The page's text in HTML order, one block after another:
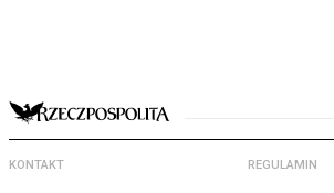
KONTAKT REGULAMIN